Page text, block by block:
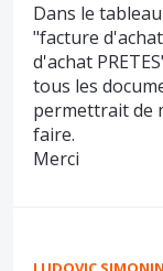
Dans le
"facture
d'achat
tous les
permettrait de
faire.
Merci